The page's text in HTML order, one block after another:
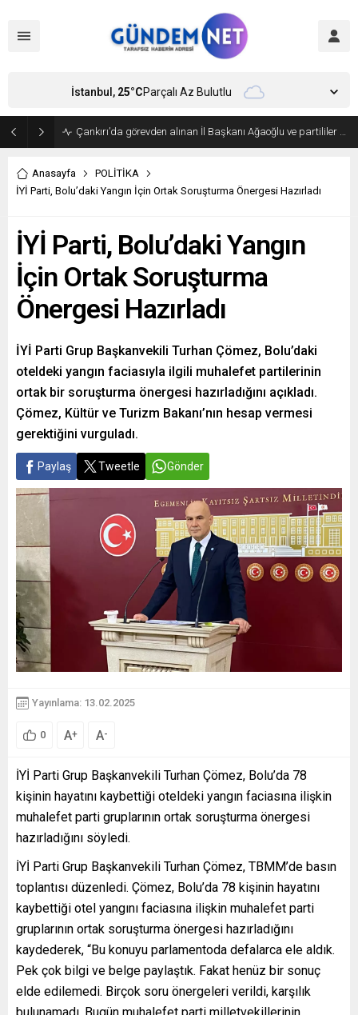
Bakan Fidan, Hamas Siyasi Büro Şefi Hayye’yi kabul etti
İstanbul, 25°CParçalı Az Bulutlu
Anasayfa
POLİTİKA
İYİ Parti, Bolu’daki Yangın İçin Ortak Soruşturma Önergesi Hazırladı
İYİ Parti, Bolu’daki Yangın
İçin Ortak Soruşturma
Önergesi Hazırladı
İYİ Parti Grup Başkanvekili Turhan Çömez, Bolu’daki
oteldeki yangın faciasıyla ilgili muhalefet partilerinin
ortak bir soruşturma önergesi hazırladığını açıkladı.
Çömez, Kültür ve Turizm Bakanı’nın hesap vermesi
gerektiğini vurguladı.
Paylaş Tweetle Gönder
Yayınlama: 13.02.2025
0 A+ A-
İYİ Parti Grup Başkanvekili Turhan Çömez, Bolu’da 78
kişinin hayatını kaybettiği oteldeki yangın faciasına ilişkin
muhalefet parti gruplarının ortak soruşturma önergesi
hazırladığını söyledi.
İYİ Parti Grup Başkanvekili Turhan Çömez, TBMM’de basın
toplantısı düzenledi. Çömez, Bolu’da 78 kişinin hayatını
kaybettiği otel yangını faciasına ilişkin muhalefet parti
gruplarının ortak soruşturma önergesi hazırladığını
kaydederek, “Bu konuyu parlamentoda defalarca ele aldık.
Pek çok bilgi ve belge paylaştık. Fakat henüz bir sonuç
elde edilemedi. Birçok soru önergeleri verildi, karşılık
bulunamadı. Bugün muhalefet parti milletvekillerinin